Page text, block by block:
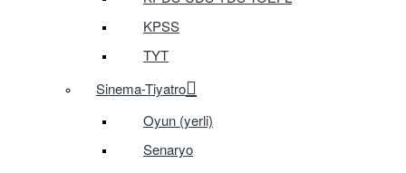
KPSS
TYT
Sinema-Tiyatro
Oyun (yerli)
Senaryo